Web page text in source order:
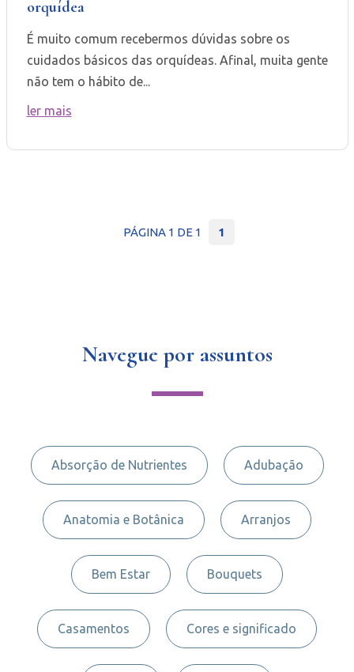
orquídea
É muito comum recebermos dúvidas sobre os
cuidados básicos das orquídeas. Afinal, muita gente
não tem o hábito de...
ler mais
PÁGINA 1 DE 1 1
Navegue por assuntos
Absorção de Nutrientes Adubação
Anatomia e Botânica Arranjos
Bem Estar Bouquets
Casamentos Cores e significado